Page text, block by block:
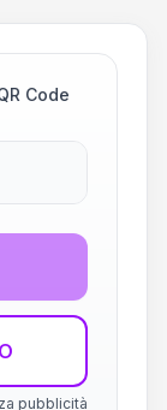
Code
pubblicità